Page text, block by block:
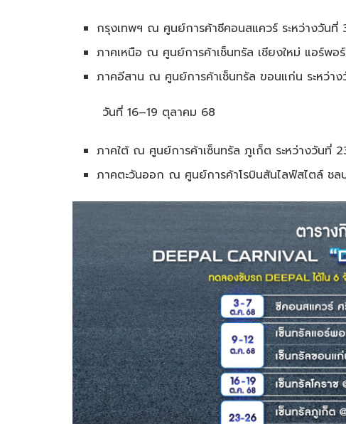
กรุงเทพฯ ณ ศูนย์การค้าซีคอนสแควร์ ระหว่างวัน
ภาคเหนือ ณ ศูนย์การค้าเซ็นทรัล เชียงใหม่ แอร์พอ
ภาคอีสาน ณ ศูนย์การค้าเซ็นทรัล ขอนแก่น ระหว่าง
วันที่ 16–19 ตุลาคม 68
ภาคใต้ ณ ศูนย์การค้าเซ็นทรัล ภูเก็ต ระหว่างวันที่
ภาคตะวันออก ณ ศูนย์การค้าโรบินสันไลฟ์สไตล์ ช